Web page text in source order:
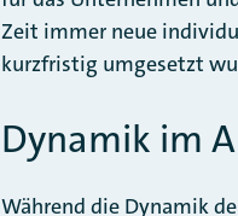
Zeit immer neue
kurzfristig umgesetzt
Dynamik im
Während die Dynamik